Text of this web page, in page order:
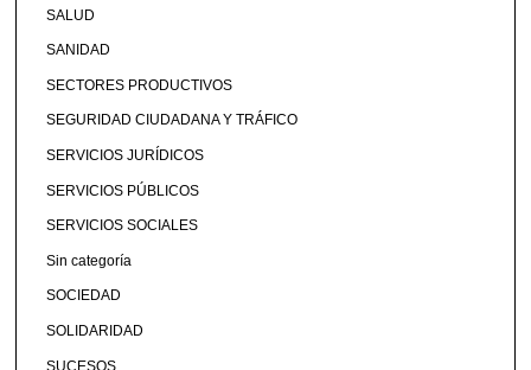
SALUD
SANIDAD
SECTORES PRODUCTIVOS
SEGURIDAD CIUDADANA Y TRÁFICO
SERVICIOS JURÍDICOS
SERVICIOS PÚBLICOS
SERVICIOS SOCIALES
Sin categoría
SOCIEDAD
SOLIDARIDAD
SUCESOS